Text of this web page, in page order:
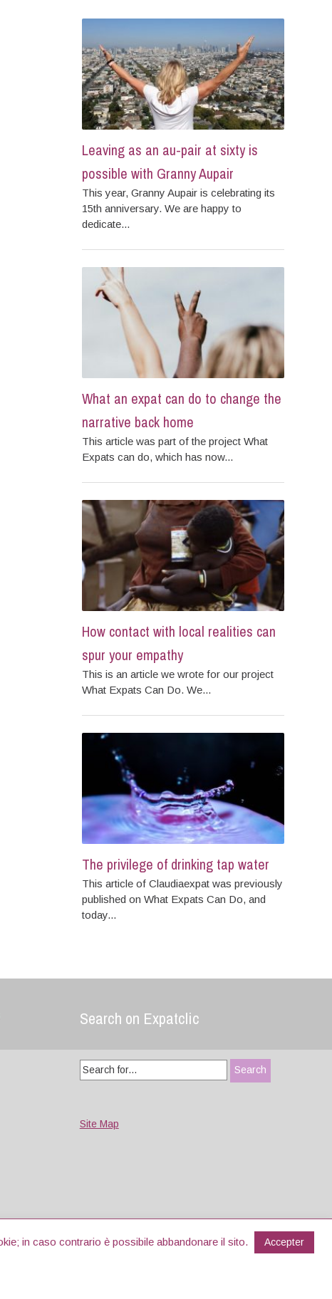
Leaving as an au-pair at sixty is
possible with Granny Aupair
This year, Granny Aupair is celebrating its
15th anniversary. We are happy to
dedicate...
What an expat can do to change the
narrative back home
This article was part of the project What
Expats can do, which has now...
How contact with local realities can
spur your empathy
This is an article we wrote for our project
What Expats Can Do. We...
The privilege of drinking tap water
This article of Claudiaexpat was previously
published on What Expats Can Do, and
today...
Search on Expatclic
Search
for:
Site Map
WPlook Studio